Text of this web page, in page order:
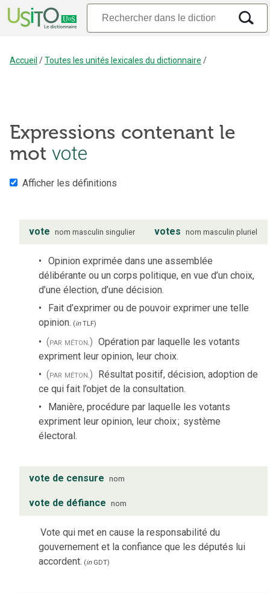
Accueil /Toutes les unités lexicales du dictionnaire /
Expressions contenant le
mot vote
Afficher les définitions
vote nom masculin singulier votes nom masculin pluriel
Opinion exprimée dans une assemblée
délibérante ou un corps politique, en vue d’un choix,
d’une élection, d’une décision.
Fait d’exprimer ou de pouvoir exprimer une telle
opinion. (inTLF)
(par méton.) Opération par laquelle les votants
expriment leur opinion, leur choix.
(par méton.) Résultat positif, décision, adoption de
ce qui fait l’objet de la consultation.
Manière, procédure par laquelle les votants
expriment leur opinion, leur choix; système
électoral.
vote de censure nom
vote de défiance nom
Vote qui met en cause la responsabilité du
gouvernement et la confiance que les députés lui
accordent. (inGDT)